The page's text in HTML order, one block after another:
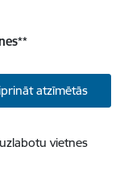
**
atzīmētās
vietnes